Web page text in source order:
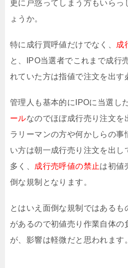
更に戸惑ってしまう方もいらっ
ょうか。
特に成行買呼値だけでなく、 成
と、IPO当選者でこれまで成行
れていた方は指値で注文を出す
管理人も基本的にIPOに当選し
ールなのでほぼ成行売り注文を
ラリーマンの方や何かしらの事
い方は朝一成行売り注文を出し
多く、
成行売呼値の禁止は初値
倒な規制となります。
とはいえ面倒な規制ではあるも
があるので初値売り作業自体の
が、影響は軽微だと思われます。